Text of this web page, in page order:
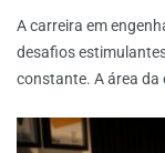
A carreira em
desafios
constante. A área da